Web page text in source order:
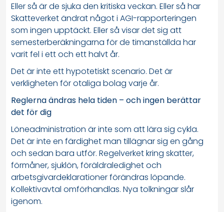
Eller så är de sjuka den kritiska veckan. Eller så har
Skatteverket ändrat något i AGI-rapporteringen
som ingen upptäckt. Eller så visar det sig att
semesterberäkningarna för de timanställda har
varit fel i ett och ett halvt år.
Det är inte ett hypotetiskt scenario. Det är
verkligheten för otaliga bolag varje år.
Reglerna ändras hela tiden – och ingen berättar
det för dig
Löneadministration är inte som att lära sig cykla.
Det är inte en färdighet man tillägnar sig en gång
och sedan bara utför. Regelverket kring skatter,
förmåner, sjuklön, föräldraledighet och
arbetsgivardeklarationer förändras löpande.
Kollektivavtal omförhandlas. Nya tolkningar slår
igenom.